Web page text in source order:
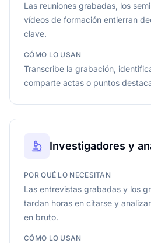
Las reuniones grabadas, los
vídeos de formación entierran
clave.
CÓMO LO USAN
Transcribe la grabación,
comparte actas o puntos
Investigadores y
POR QUÉ LO NECESITAN
Las entrevistas grabadas y los
tardan horas en citarse y
en bruto.
CÓMO LO USAN